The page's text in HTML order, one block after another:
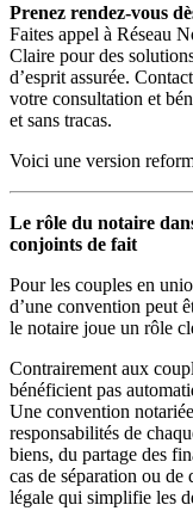
Prenez rendez-vous
Faites appel à Réseau
Claire pour des
d’esprit assurée.
votre consultation et
et sans tracas.
Voici une version
Le rôle du notaire
conjoints de fait
Pour les couples en
d’une convention peut
le notaire joue un rôle
Contrairement aux
bénéficient pas
Une convention
responsabilités de
biens, du partage des
cas de séparation ou de
légale qui simplifie les